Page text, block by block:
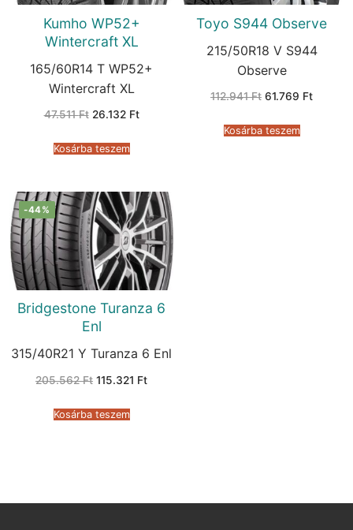
Kumho WP52+
Wintercraft XL
165/60R14 T WP52+
Wintercraft XL
47.511Ft Original
47.511 Ft.
26.132 FtCurrent
Kosárba teszem
Toyo S944 Observe
215/50R18 V S944
Observe
112.941Ft Original
112.941 Ft.
61.769 FtCurrent
Kosárba teszem
-44%
Bridgestone Turanza 6
Enl
315/40R21 Y Turanza 6 Enl
205.562Ft Original
205.562 Ft.
115.321 FtCurrent
Kosárba teszem